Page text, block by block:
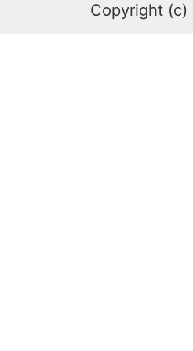
Copyright (c)